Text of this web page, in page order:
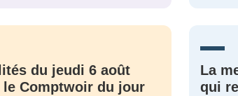
du jeudi 6 août
le Comptwoir du jour
La
qui